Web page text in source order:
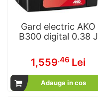
Gard electric AKO
B300 digital 0.38 J
1,559.46 Lei
Adauga in cos